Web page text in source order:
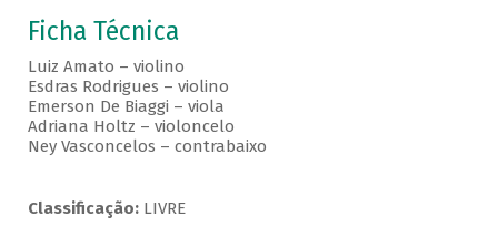
Ficha Técnica
Luiz Amato – violino
Esdras Rodrigues – violino
Emerson De Biaggi – viola
Adriana Holtz – violoncelo
Ney Vasconcelos – contrabaixo
Classificação: LIVRE